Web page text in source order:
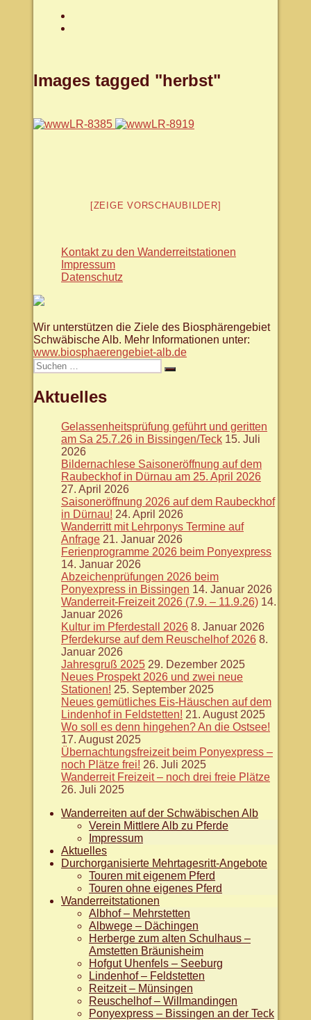
Images tagged "herbst"
[ZEIGE VORSCHAUBILDER]
Kontakt zu den Wanderreitstationen
Impressum
Datenschutz
Wir unterstützen die Ziele des Biosphärengebiet
Schwäbische Alb. Mehr Informationen unter:
www.biosphaerengebiet-alb.de
Suche
nach:
Suchen
Aktuelles
Gelassenheitsprüfung geführt und geritten
am Sa 25.7.26 in Bissingen/Teck 15. Juli
2026
Bildernachlese Saisoneröffnung auf dem
Raubeckhof in Dürnau am 25. April 2026
27. April 2026
Saisoneröffnung 2026 auf dem Raubeckhof
in Dürnau! 24. April 2026
Wanderritt mit Lehrponys Termine auf
Anfrage 21. Januar 2026
Ferienprogramme 2026 beim Ponyexpress
14. Januar 2026
Abzeichenprüfungen 2026 beim
Ponyexpress in Bissingen 14. Januar 2026
Wanderreit-Freizeit 2026 (7.9. – 11.9.26) 14.
Januar 2026
Kultur im Pferdestall 2026 8. Januar 2026
Pferdekurse auf dem Reuschelhof 2026 8.
Januar 2026
Jahresgruß 2025 29. Dezember 2025
Neues Prospekt 2026 und zwei neue
Stationen! 25. September 2025
Neues gemütliches Eis-Häuschen auf dem
Lindenhof in Feldstetten! 21. August 2025
Wo soll es denn hingehen? An die Ostsee!
17. August 2025
Übernachtungsfreizeit beim Ponyexpress –
noch Plätze frei! 26. Juli 2025
Wanderreit Freizeit – noch drei freie Plätze
26. Juli 2025
Wanderreiten auf der Schwäbischen Alb
Verein Mittlere Alb zu Pferde
Impressum
Aktuelles
Durchorganisierte Mehrtagesritt-Angebote
Touren mit eigenem Pferd
Touren ohne eigenes Pferd
Wanderreitstationen
Albhof – Mehrstetten
Albwege – Dächingen
Herberge zum alten Schulhaus –
Amstetten Bräunisheim
Hofgut Uhenfels – Seeburg
Lindenhof – Feldstetten
Reitzeit – Münsingen
Reuschelhof – Willmandingen
Ponyexpress – Bissingen an der Teck